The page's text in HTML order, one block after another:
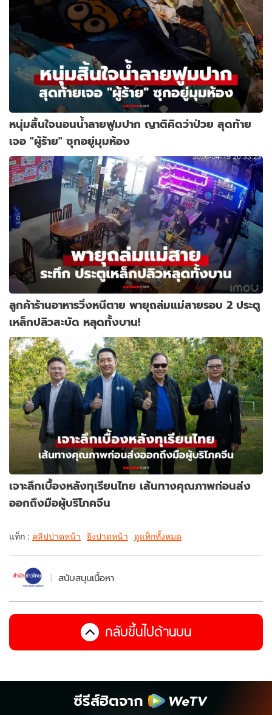
หนุ่มสิ้นใจนอนน้ำลายฟูมปาก ญาติคิดว่าป่วย สุดท้าย
เจอ "ผู้ร้าย" ซุกอยู่มุมห้อง
ลูกค้าร้านอาหารวิ่งหนีตาย พายุถล่มแม่สายรอบ 2 ประตู
เหล็กปลิวสะบัด หลุดทั้งบาน!
เจาะลึกเบื้องหลังทุเรียนไทย เส้นทางคุณภาพก่อนส่ง
ออกถึงมือผู้บริโภคจีน
แท็ก : คลิปปาดหน้า ยิงปาดหน้า ดูแท็กทั้งหมด
สนับสนุนเนื้อหา
กลับขึ้นไปด้านบน
ซีรีส์ฮิตจาก